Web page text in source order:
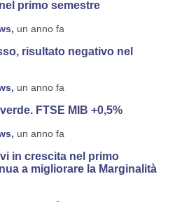
primo semestre
un anno fa
risultato negativo nel
un anno fa
FTSE MIB +0,5%
un anno fa
in crescita nel primo
a migliorare la Marginalità